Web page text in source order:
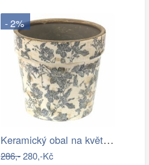
- 2%
Keramický obal na květináč se šedými…
286,-280,-Kč